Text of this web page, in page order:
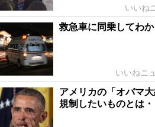
いいね
救急車に同乗してわ
いいねニ
アメリカの「オバマ
規制したいものとは・